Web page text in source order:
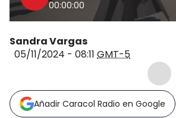
00:00:00
Sandra Vargas
05/11/2024 - 08:11 GMT-5
Añadir Caracol Radio en Google